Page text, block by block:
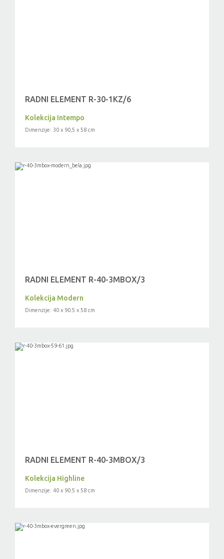
RADNI ELEMENT R-30-1KZ/6
Kolekcija Intempo
Dimenzije: 30 x 90,5 x 58 cm
RADNI ELEMENT R-40-3MBOX/3
Kolekcija Modern
Dimenzije: 40 x 90.5 x 58 cm
RADNI ELEMENT R-40-3MBOX/3
Kolekcija Highline
Dimenzije: 40 x 90.5 x 58 cm